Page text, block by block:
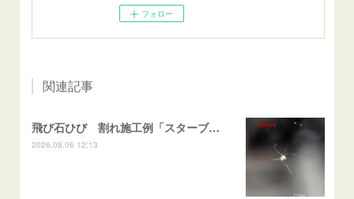
フォロー
関連記事
飛び石ひび 割れ施工例「スターブレイク系」 フリード
2026.08.06 12:13